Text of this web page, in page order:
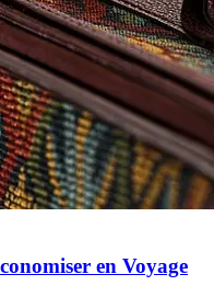
en Voyage